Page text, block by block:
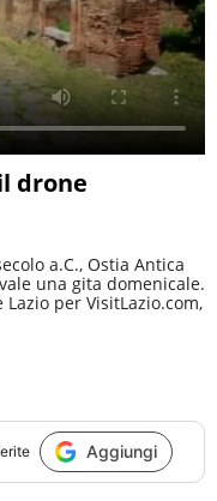
drone
a.C., Ostia Antica
una gita domenicale.
per VisitLazio.com,
Aggiungi